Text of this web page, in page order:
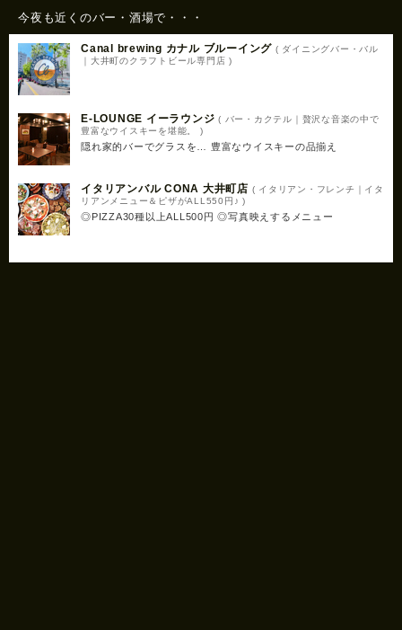
今夜も近くのバー・酒場で・・・
Canal brewing カナル ブルーイング ( ダイニングバー・バル
｜大井町のクラフトビール専門店 )
E-LOUNGE イーラウンジ ( バー・カクテル｜贅沢な音楽の中で
豊富なウイスキーを堪能。 )
隠れ家的バーでグラスを… 豊富なウイスキーの品揃え
イタリアンバル CONA 大井町店 ( イタリアン・フレンチ｜イタ
リアンメニュー＆ピザがALL550円♪ )
◎PIZZA30種以上ALL500円 ◎写真映えするメニュー